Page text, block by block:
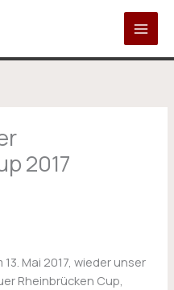
2017
Mai 2017, wieder unser
Rheinbrücken Cup,